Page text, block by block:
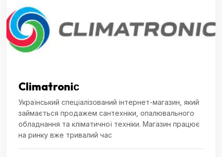
Climatroniс
Український спеціалізований інтернет-магазин, який
займається продажем сантехніки, опалювального
обладнання та кліматичної техніки. Магазин працює
на ринку вже тривалий час